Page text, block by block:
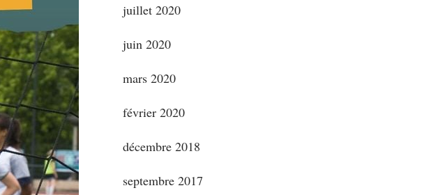
juillet 2020
juin 2020
mars 2020
février 2020
décembre 2018
septembre 2017